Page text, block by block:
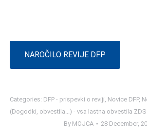
NAROČILO REVIJE DFP
Categories: DFP - prispevki o reviji, Novice DFP,
(Dogodki, obvestila...) - vsa lastna obvestila
By MOJCA 28 December,